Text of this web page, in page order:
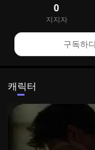
0
지지자
구독하
캐릭터